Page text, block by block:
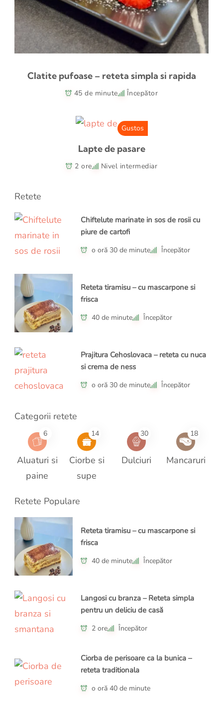
Clatite pufoase – reteta simpla si rapida
45 de minute Începător
Gustos
Lapte de pasare
2 ore Nivel intermediar
Retete
Chiftelute marinate in sos de rosii cu
piure de cartofi
o oră 30 de minute Începător
Reteta tiramisu – cu mascarpone si
frisca
40 de minute Începător
Prajitura Cehoslovaca – reteta cu nuca
si crema de ness
o oră 30 de minute Începător
Categorii retete
6
Aluaturi si
paine
14
Ciorbe si
supe
30
Dulciuri
18
Mancaruri
Retete Populare
Reteta tiramisu – cu mascarpone si
frisca
40 de minute Începător
Langosi cu branza – Reteta simpla
pentru un deliciu de casă
2 ore Începător
Ciorba de perisoare ca la bunica –
reteta traditionala
o oră 40 de minute